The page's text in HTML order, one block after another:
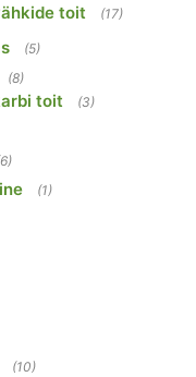
toit (17)
(5)
(8)
toit (3)
(1)
(10)